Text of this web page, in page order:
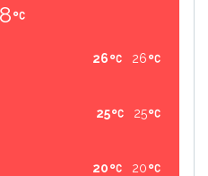
26
26
25
25
20
20